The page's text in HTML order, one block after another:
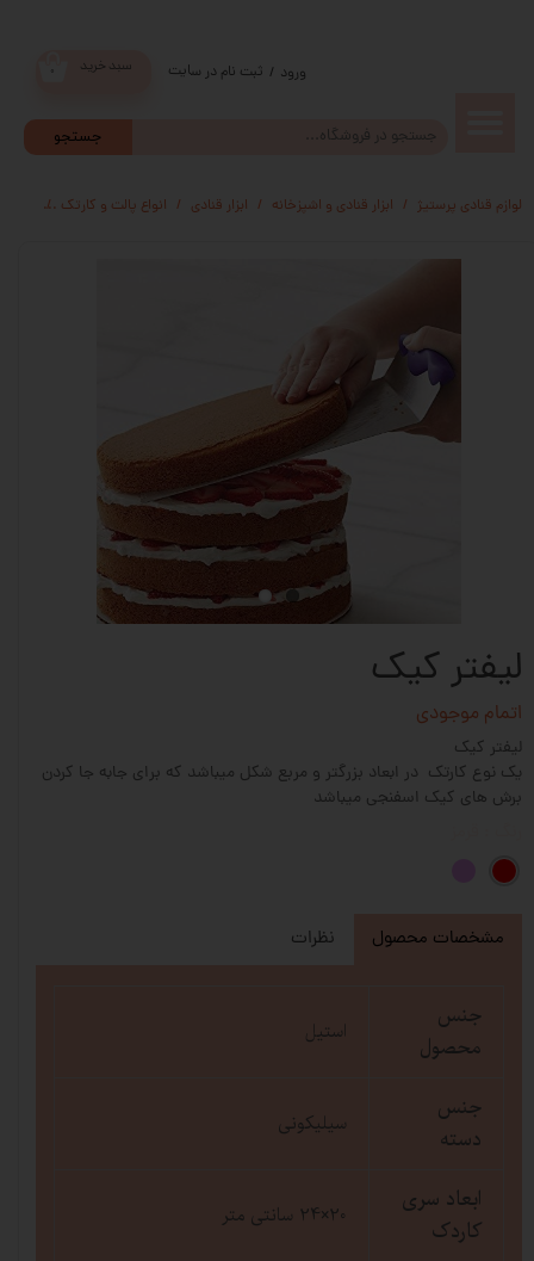
جستجو
سبد خرید ورود / ثبت نام در سایت
خروج از
حساب
کاربری
لوازم قنادی پرستیژ ابزار قنادی و اشپزخانه ابزار قنادی انواع پالت و کارتک
لیفتر کیک
اتمام موجودی
لیفتر کیک
یک نوع کارتک در ابعاد بزرگتر و مربع شکل میباشد که برای جابه جا کردن
برش های کیک اسفنجی میباشد
مشخصات محصول نظرات
جنس
محصول
استیل
جنس
دسته
سیلیکونی
ابعاد سری
کاردک
20×24 سانتی متر